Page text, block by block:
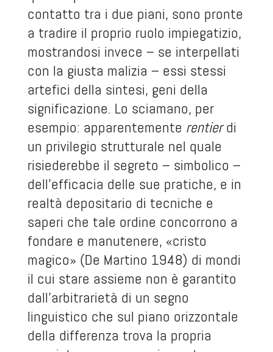
contatto tra i due piani, sono pronte
a tradire il proprio ruolo impiegatizio,
mostrandosi invece – se interpellati
con la giusta malizia – essi stessi
artefici della sintesi, geni della
significazione. Lo sciamano, per
esempio: apparentemente rentierdi
un privilegio strutturale nel quale
risiederebbe il segreto – simbolico –
dell’efficacia delle sue pratiche, e in
realtà depositario di tecniche e
saperi che tale ordine concorrono a
fondare e manutenere, «cristo
magico» (De Martino 1948) di mondi
il cui stare assieme non è garantito
dall’arbitrarietà di un segno
linguistico che sul piano orizzontale
della differenza trova la propria